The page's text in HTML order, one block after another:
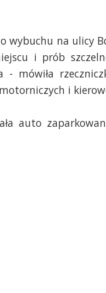
na ulicy
i prób
- mówiła
i
auto